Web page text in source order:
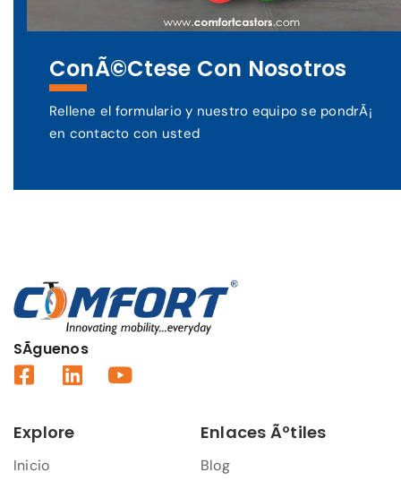
ConÃ©ctese Con Nosotros
Rellene el formulario y nuestro equipo se pondrÃ¡
en contacto con usted
SÃ­guenos
Explore
Inicio
Enlaces Ãºtiles
Blog